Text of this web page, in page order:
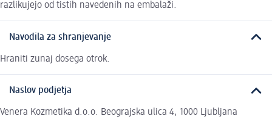
razlikujejo od tistih navedenih na embalaži.
Navodila za shranjevanje
Hraniti zunaj dosega otrok.
Naslov podjetja
Venera Kozmetika d.o.o. Beograjska ulica 4, 1000 Ljubljana